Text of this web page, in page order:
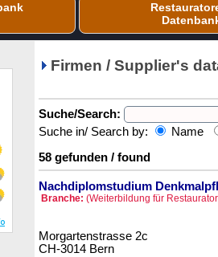
Firmen / Supplier's
Suche/Search:
Suche in/ Search by:
Name
58 gefunden / found
Nachdiplomstudium
Branche: (Weiterbildung für
Morgartenstrasse 2c
CH-3014 Bern